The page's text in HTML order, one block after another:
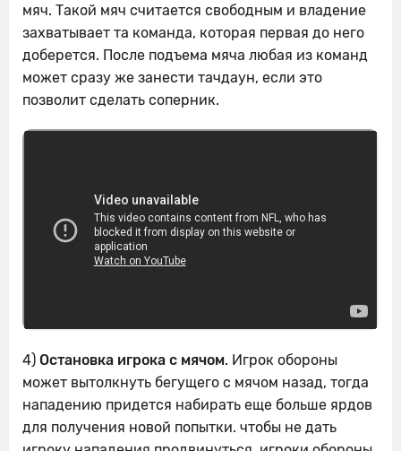
мяч. Такой мяч считается свободным и владение
захватывает та команда, которая первая до него
доберется. После подъема мяча любая из команд
может сразу же занести тачдаун, если это
позволит сделать соперник.
4) Остановка игрока с мячом. Игрок обороны
может вытолкнуть бегущего с мячом назад, тогда
нападению придется набирать еще больше ярдов
для получения новой попытки. чтобы не дать